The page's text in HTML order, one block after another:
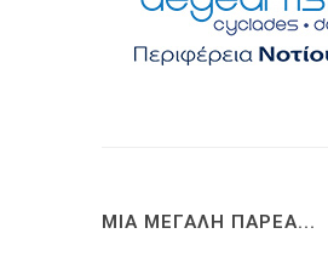
ΜΙΑ ΜΕΓΑΛΗ ΠΑΡΕΑ...